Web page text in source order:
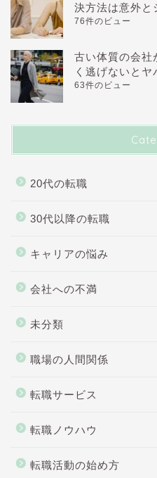
決方法は意外と
76件のビュー
古い体質の会社
く逃げないとヤ
63件のビュー
20代の転職
30代以降の転職
キャリアの悩み
会社への不満
未分類
職場の人間関係
転職サービス
転職ノウハウ
転職活動の始め方